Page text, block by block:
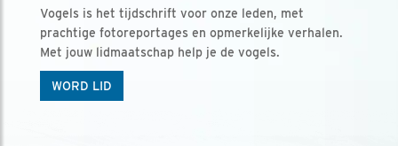
Vogels is het tijdschrift voor onze leden, met
prachtige fotoreportages en opmerkelijke verhalen.
Met jouw lidmaatschap help je de vogels.
WORD LID